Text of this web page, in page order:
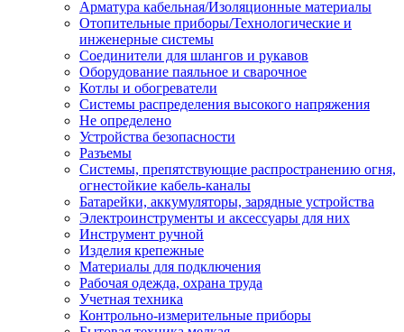
Арматура кабельная/Изоляционные материалы
Отопительные приборы/Технологические и
инженерные системы
Соединители для шлангов и рукавов
Оборудование паяльное и сварочное
Котлы и обогреватели
Системы распределения высокого напряжения
Не определено
Устройства безопасности
Разъемы
Системы, препятствующие распространению огня,
огнестойкие кабель-каналы
Батарейки, аккумуляторы, зарядные устройства
Электроинструменты и аксессуары для них
Инструмент ручной
Изделия крепежные
Материалы для подключения
Рабочая одежда, охрана труда
Учетная техника
Контрольно-измерительные приборы